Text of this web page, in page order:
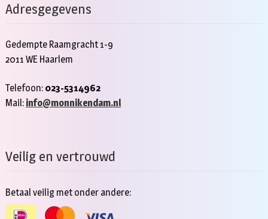
Adresgegevens
Gedempte Raamgracht 1-9
2011 WE Haarlem
Telefoon: 023-5314962
Mail: info@monnikendam.nl
Veilig en vertrouwd
Betaal veilig met onder andere: